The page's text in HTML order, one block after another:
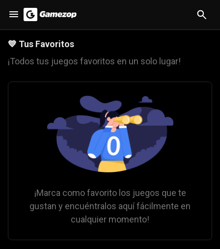
💙 Tus Favoritos
¡Todos tus juegos favoritos en un solo lugar!
¡Marca como favorito los juegos que te
gustan y encuéntralos aquí fácilmente en
cualquier momento!